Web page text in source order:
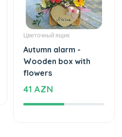
Цветочный ящик
Autumn alarm -
Wooden box with
flowers
41 AZN